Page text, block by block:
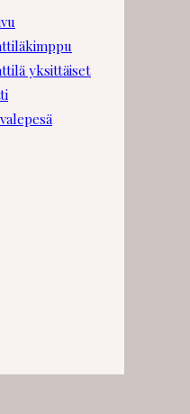
yksittäiset